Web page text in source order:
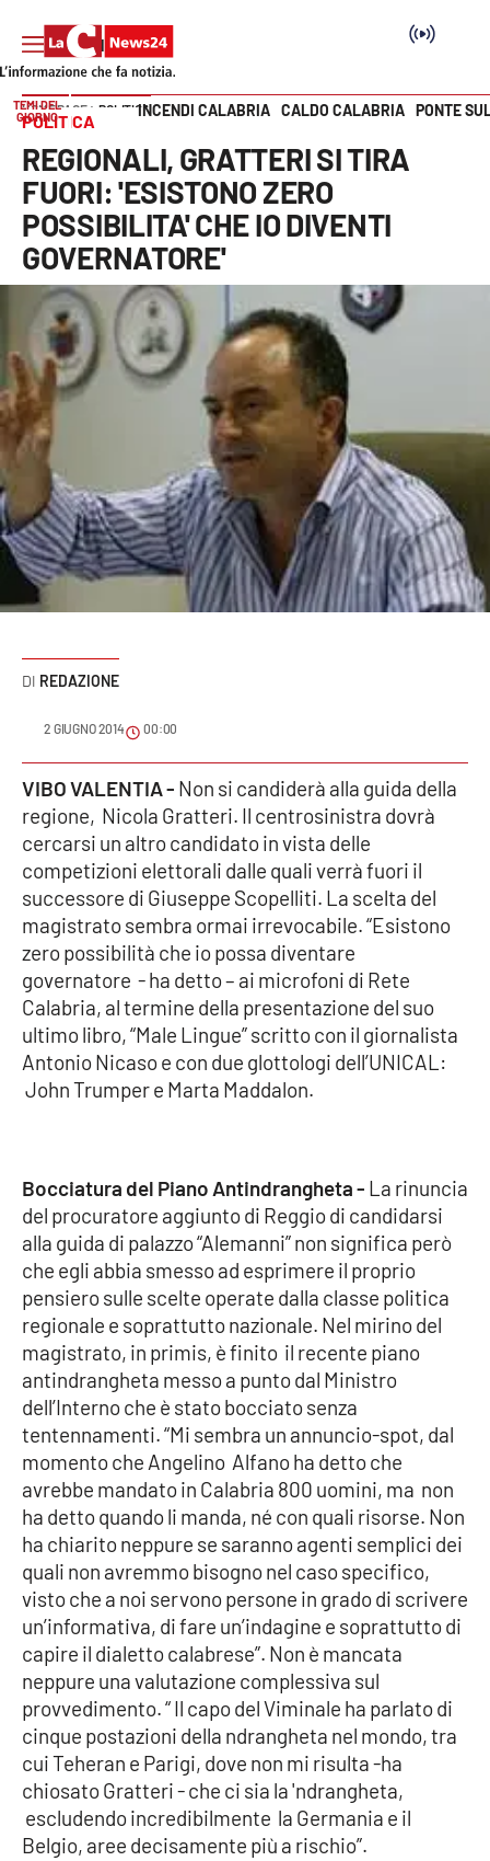
SEZIONI
Cronaca
Politica
Attualità
Economia e lavoro
Italia Mondo
Sanità
Sport
Cultura
Podcast
Meteo
Editoriali
VIDEO
Ambiente
Cronaca
Cultura
Economia e Lavoro
Sanità
Società
Sport
RUBRICHE
Good Morning Vietnam
Parchi Marini Calabria
Leggendo Alvaro insieme
Imprese Di Calabria
Le perfidie di Antonella Grippo
Venti di comunicazione
STREAMING
LaC TV
Vai
TEMI DEL
GIORNO
INCENDI CALABRIA CALDO CALABRIA PONTE
HOME PAGE POLITICA
POLITICA
REGIONALI, GRATTERI SI TIRA
FUORI: 'ESISTONO ZERO
POSSIBILITA' CHE IO DIVENTI
GOVERNATORE'
REDAZIONE
2 GIUGNO 2014 00:00
VIBO VALENTIA - Non si candiderà alla guida della
regione, Nicola Gratteri. Il centrosinistra dovrà
cercarsi un altro candidato in vista delle
competizioni elettorali dalle quali verrà fuori il
successore di Giuseppe Scopelliti. La scelta del
magistrato sembra ormai irrevocabile. “Esistono
zero possibilità che io possa diventare
governatore - ha detto – ai microfoni di Rete
Calabria, al termine della presentazione del suo
ultimo libro, “Male Lingue” scritto con il giornalista
Antonio Nicaso e con due glottologi dell’UNICAL:
John Trumper e Marta Maddalon.
Bocciatura del Piano Antindrangheta - La rinuncia
del procuratore aggiunto di Reggio di candidarsi
alla guida di palazzo “Alemanni” non significa però
che egli abbia smesso ad esprimere il proprio
pensiero sulle scelte operate dalla classe politica
regionale e soprattutto nazionale. Nel mirino del
magistrato, in primis, è finito il recente piano
antindrangheta messo a punto dal Ministro
dell’Interno che è stato bocciato senza
tentennamenti. “Mi sembra un annuncio-spot, dal
momento che Angelino Alfano ha detto che
avrebbe mandato in Calabria 800 uomini, ma non
ha detto quando li manda, né con quali risorse. Non
ha chiarito neppure se saranno agenti semplici dei
quali non avremmo bisogno nel caso specifico,
visto che a noi servono persone in grado di scrivere
un’informativa, di fare un’indagine e soprattutto di
capire il dialetto calabrese”. Non è mancata
neppure una valutazione complessiva sul
provvedimento. “ Il capo del Viminale ha parlato di
cinque postazioni della ndrangheta nel mondo, tra
cui Teheran e Parigi, dove non mi risulta -ha
chiosato Gratteri - che ci sia la 'ndrangheta,
escludendo incredibilmente la Germania e il
Belgio, aree decisamente più a rischio”.